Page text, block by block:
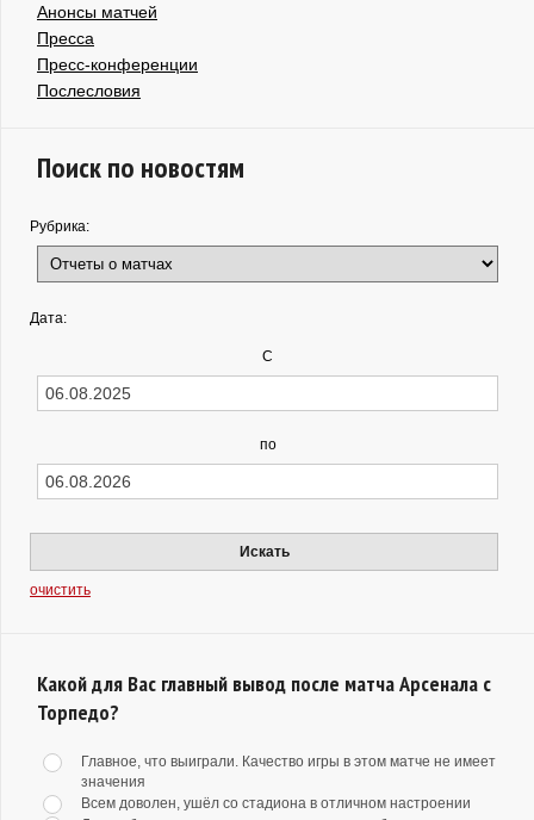
Анонсы матчей
Пресса
Пресс-конференции
Послесловия
Поиск по новостям
Рубрика:
Дата:
С
по
Искать
очистить
Какой для Вас главный вывод после матча Арсенала с
Торпедо?
Главное, что выиграли. Качество игры в этом матче не имеет
значения
Всем доволен, ушёл со стадиона в отличном настроении